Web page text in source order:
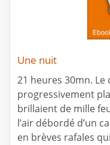
Une nuit
21 heures 30mn.
progressivement
brillaient de mille
l’air débordé d’un
en brèves rafales